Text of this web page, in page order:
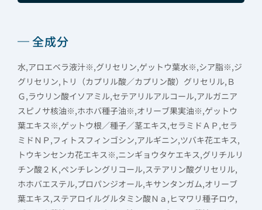
全成分
水,アロエベラ液汁※,グリセリン,ゲットウ葉水※,シア脂※,ジ
グリセリン,トリ（カプリル酸／カプリン酸）グリセリル,Ｂ
Ｇ,ラウリン酸イソアミル,セテアリルアルコール,アルガニア
スピノサ核油※,ホホバ種子油※,オリーブ果実油※,ゲットウ
葉エキス※,ゲットウ根／種子／茎エキス,セラミドＡＰ,セラ
ミドＮＰ,フィトスフィンゴシン,アルギニン,ツバキ花エキス,
トウキンセンカ花エキス※,ニンギョウタケエキス,グリチルリ
チン酸２Ｋ,ペンチレングリコール,ステアリン酸グリセリル,
ホホバエステル,プロパンジオール,キサンタンガム,オリーブ
葉エキス,ステアロイルグルタミン酸Ｎａ,ヒマワリ種子ロウ,